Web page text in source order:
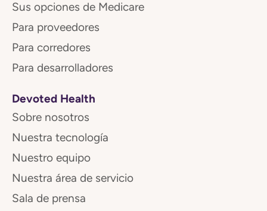
Sus opciones de Medicare
Para proveedores
Para corredores
Para desarrolladores
Devoted Health
Sobre nosotros
Nuestra tecnología
Nuestro equipo
Nuestra área de servicio
Sala de prensa